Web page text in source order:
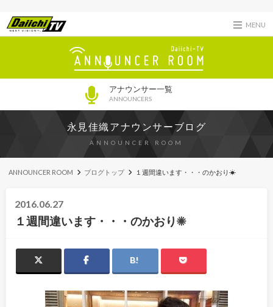
MENU
アナウンサー一覧
ANNOUNCERS
永見佳織アナウンサーブログ
ANNOUNCER ROOM
ANNOUNCER ROOM ブログトップ １週間違います・・・のかおり☀
2016.06.27
１週間違います・・・のかおり☀